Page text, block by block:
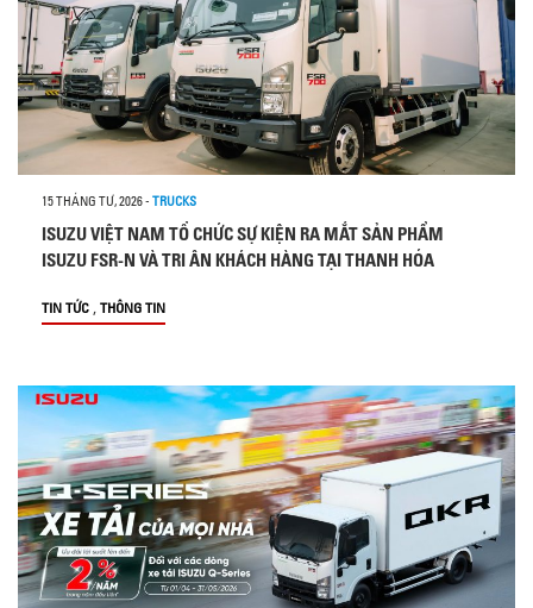
15 THÁNG TƯ, 2026- TRUCKS
ISUZU VIỆT NAM TỔ CHỨC SỰ KIỆN RA MẮT SẢN PHẨM
ISUZU FSR-N VÀ TRI ÂN KHÁCH HÀNG TẠI THANH HÓA
TIN TỨC , THÔNG TIN